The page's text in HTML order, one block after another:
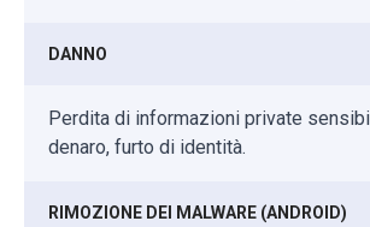
DANNO
Perdita di informazioni private
denaro, furto di identità.
RIMOZIONE DEI MALWARE (ANDROID)